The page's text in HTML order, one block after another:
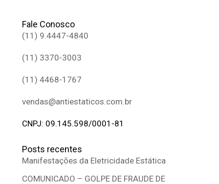
Fale Conosco
(11) 9.4447-4840
(11) 3370-3003
(11) 4468-1767
vendas@antiestaticos.com.br
CNPJ: 09.145.598/0001-81
Posts recentes
Manifestações da Eletricidade Estática
COMUNICADO – GOLPE DE FRAUDE DE